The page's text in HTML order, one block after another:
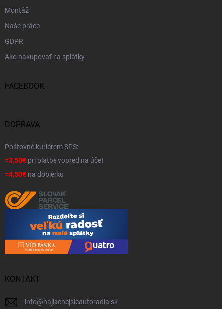
Montáž
Naše práce
GDPR
Ako nakupovať na splátky
FACEBOOK
DOPRAVA
Poštovné kuriérom SPS:
=3,50€ pri platbe vopred na účet
=4,50€ na dobierku
KONTAKT
info@najlacnejsieautoradia.sk